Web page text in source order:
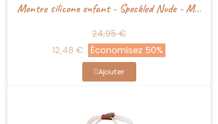
Montre silicone enfant - Speckled Nude - Mrs Ertha
24,95 €
12,48 €
Économisez 50%
Ajouter